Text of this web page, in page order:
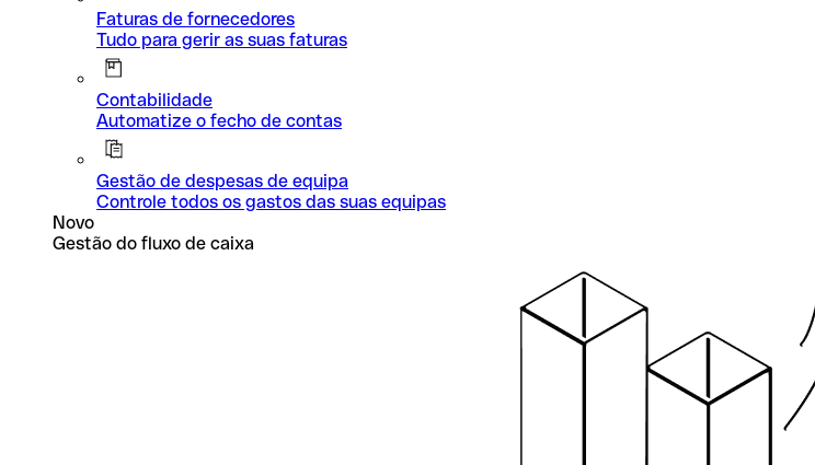
Faturas de fornecedores
Tudo para gerir as suas faturas
Contabilidade
Automatize o fecho de contas
Gestão de despesas de equipa
Controle todos os gastos das suas equipas
Novo
Gestão do fluxo de caixa